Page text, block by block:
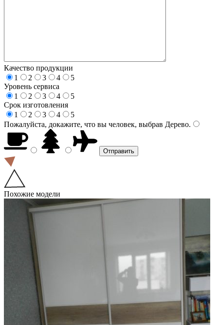
Качество продукции
1
2 3 4
5
Уровень сервиса
1
2 3 4
5
Срок изготовления
1
2 3 4
5
Пожалуйста, докажите, что вы человек, выбрав Дерево.
Похожие модели